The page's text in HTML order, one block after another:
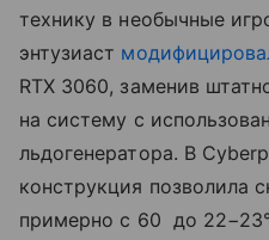
технику в необычные
энтузиаст
RTX 3060, заменив
на систему с
льдогенератора. В
конструкция позволила
примерно с 60 до